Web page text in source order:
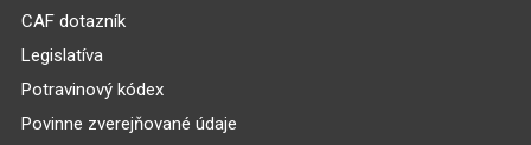
CAF dotazník
Legislatíva
Potravinový kódex
Povinne zverejňované údaje